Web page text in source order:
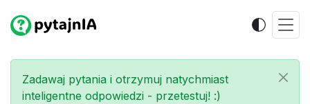
Zadawaj pytania i otrzymuj natychmiast
inteligentne odpowiedzi - przetestuj! :)